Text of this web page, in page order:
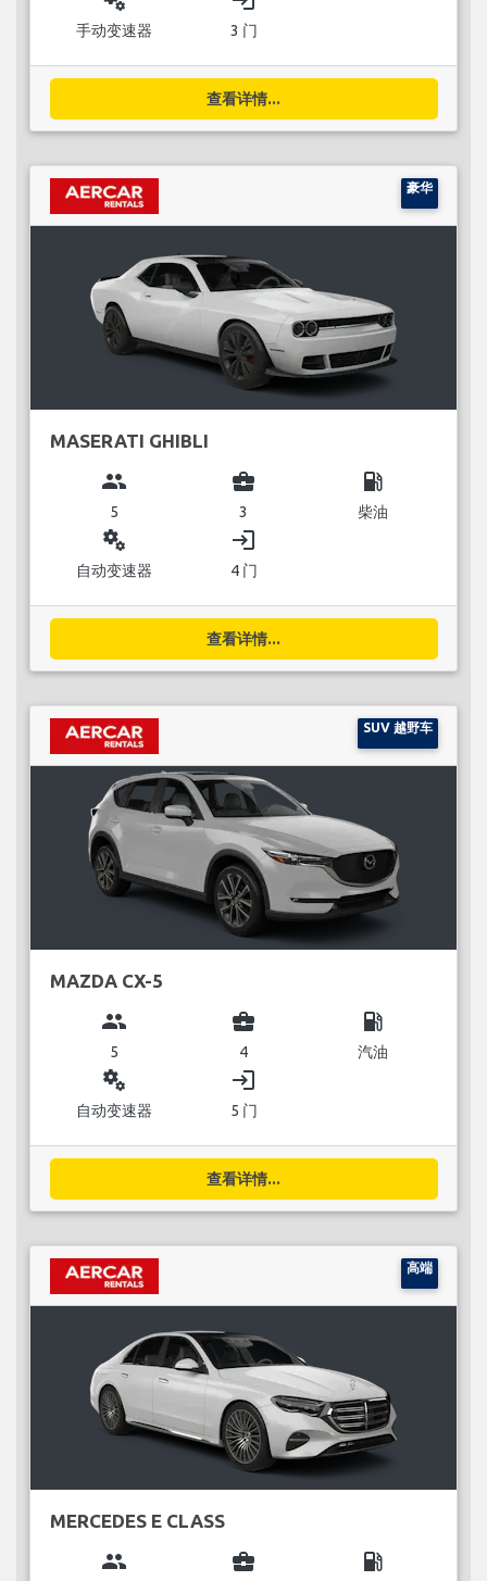
手动变速器 3 门
查看详情...
豪华
MASERATI GHIBLI
group
5
business_center
3
local_gas_station
柴油
miscellaneous_services
自动变速器
login
4 门
查看详情...
SUV 越野车
MAZDA CX-5
group
5
business_center
4
local_gas_station
汽油
miscellaneous_services
自动变速器
login
5 门
查看详情...
高端
MERCEDES E CLASS
group business_center local_gas_station